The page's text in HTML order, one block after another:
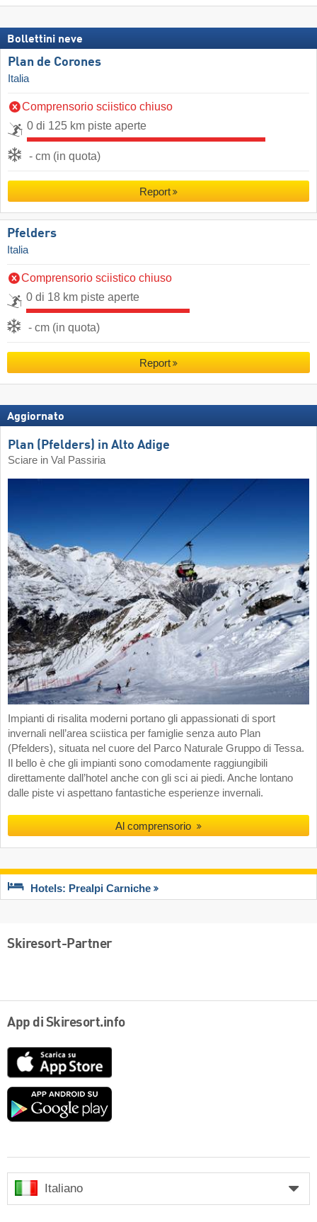
Bollettini neve
Plan de Corones
Italia
Comprensorio sciistico chiuso
0 di 125 km piste aperte
- cm (in quota)
Report
Pfelders
Italia
Comprensorio sciistico chiuso
0 di 18 km piste aperte
- cm (in quota)
Report
Aggiornato
Plan (Pfelders) in Alto Adige
Sciare in Val Passiria
Impianti di risalita moderni portano gli appassionati di sport
invernali nell’area sciistica per famiglie senza auto Plan
(Pfelders), situata nel cuore del Parco Naturale Gruppo di Tessa.
Il bello è che gli impianti sono comodamente raggiungibili
direttamente dall’hotel anche con gli sci ai piedi. Anche lontano
dalle piste vi aspettano fantastiche esperienze invernali.
Al comprensorio
Hotels: Prealpi Carniche
Skiresort-Partner
App di Skiresort.info
Google
Italiano